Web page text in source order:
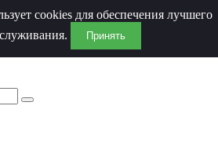
cookies для обеспечения лучшего
Принять